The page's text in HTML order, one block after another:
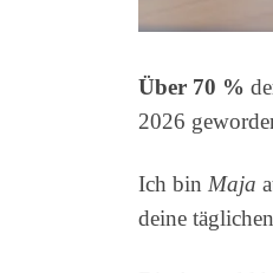
Über 70 %
2026
Ich bin Maja
deine